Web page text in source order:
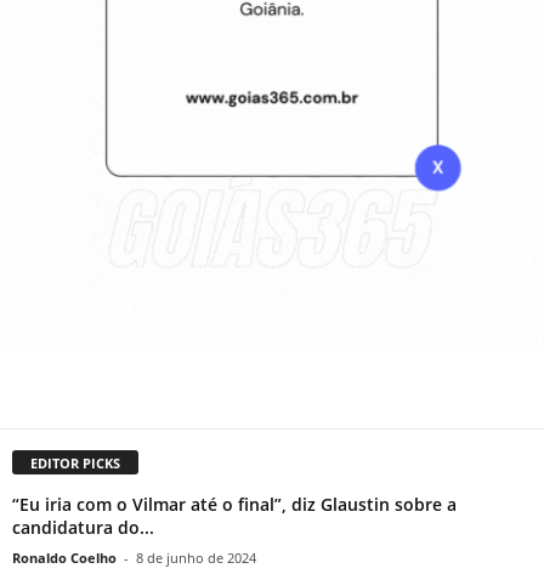
EDITOR PICKS
“Eu iria com o Vilmar até o final”, diz Glaustin sobre a
candidatura do...
Ronaldo Coelho - 8 de junho de 2024